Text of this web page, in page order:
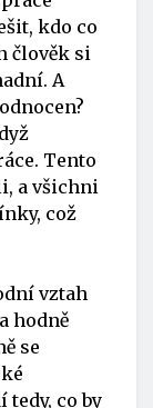
kdo co
člověk si
A
Tento
a všichni
což
vztah
hodně
se
tedy, co by